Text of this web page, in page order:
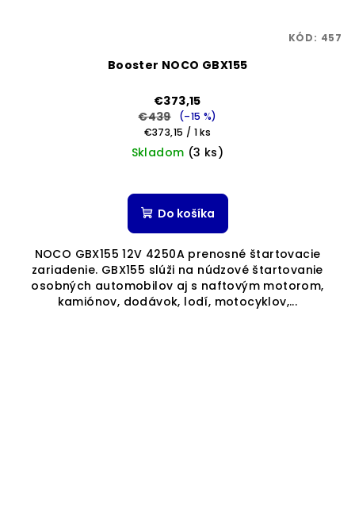
Booster NOCO GBX155
€373,15
€439
(–15 %)
Jednotková
cena:
€373,15 / 1 ks
Skladom (3 ks)
Do košíka
NOCO GBX155 12V 4250A prenosné štartovacie
zariadenie. GBX155 slúži na núdzové štartovanie
osobných automobilov aj s naftovým motorom,
kamiónov, dodávok, lodí, motocyklov,...
KÓD: 457